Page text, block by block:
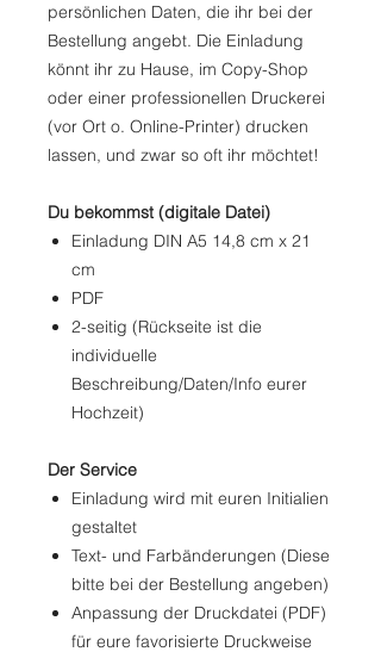
persönlichen Daten, die ihr bei der
Bestellung angebt. Die Einladung
könnt ihr zu Hause, im Copy-Shop
oder einer professionellen Druckerei
(vor Ort o. Online-Printer) drucken
lassen, und zwar so oft ihr möchtet!
Du bekommst (digitale Datei)
Einladung DIN A5 14,8 cm x 21
cm
PDF
2-seitig (Rückseite ist die
individuelle
Beschreibung/Daten/Info eurer
Hochzeit)
Der Service
Einladung wird mit euren Initialien
gestaltet
Text- und Farbänderungen (Diese
bitte bei der Bestellung angeben)
Anpassung der Druckdatei (PDF)
für eure favorisierte Druckweise